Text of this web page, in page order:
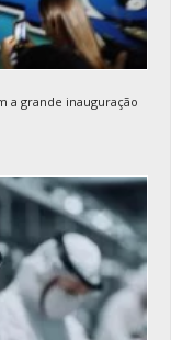
a grande inauguração